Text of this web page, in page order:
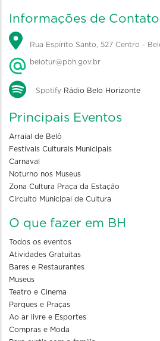
Informações de Contato
Rua Espírito Santo, 527 Centro -
belotur@pbh.gov.br
Spotify Rádio Belo Horizonte
Principais Eventos
Arraial de Belô
Festivais Culturais Municipais
Carnaval
Noturno nos Museus
Zona Cultura Praça da Estação
Circuito Municipal de Cultura
O que fazer em BH
Todos os eventos
Atividades Gratuitas
Bares e Restaurantes
Museus
Teatro e Cinema
Parques e Praças
Ao ar livre e Esportes
Compras e Moda